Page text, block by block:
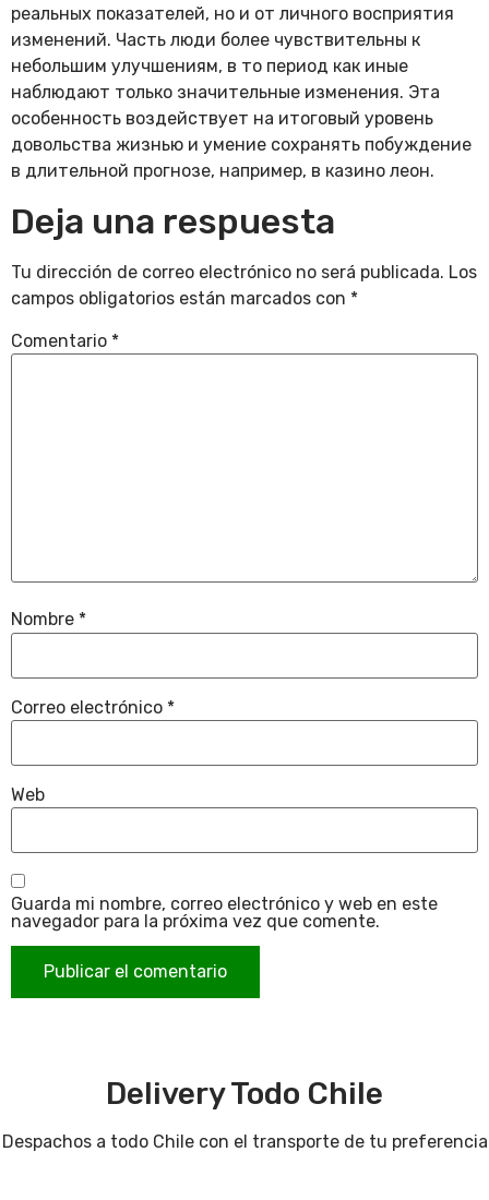
реальных показателей, но и от личного восприятия
изменений. Часть люди более чувствительны к
небольшим улучшениям, в то период как иные
наблюдают только значительные изменения. Эта
особенность воздействует на итоговый уровень
довольства жизнью и умение сохранять побуждение
в длительной прогнозе, например, в казино леон.
Deja una respuesta
Tu dirección de correo electrónico no será publicada. Los
campos obligatorios están marcados con *
Comentario *
Nombre *
Correo electrónico *
Web
Guarda mi nombre, correo electrónico y web en este
navegador para la próxima vez que comente.
Delivery Todo Chile
Despachos a todo Chile con el transporte de tu preferencia